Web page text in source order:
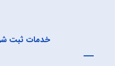
خدمات ثبت